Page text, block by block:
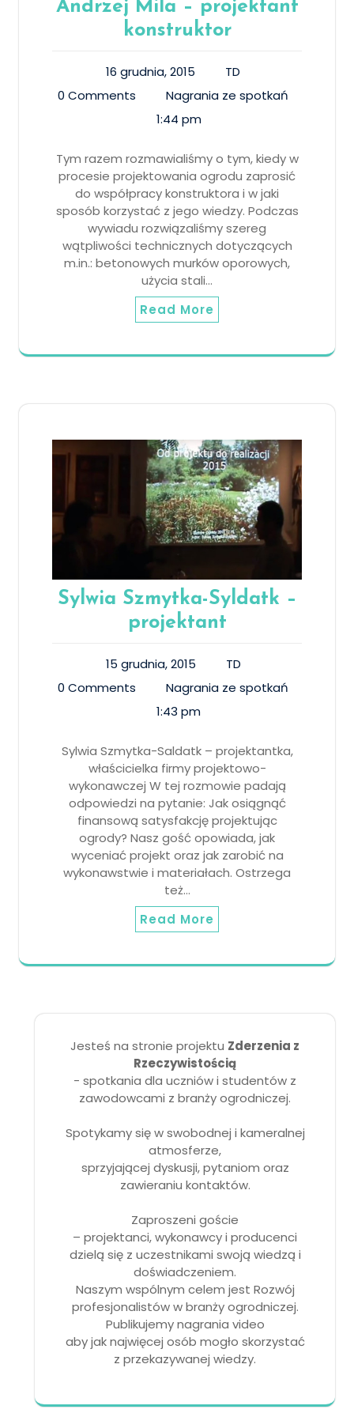
Andrzej Mila – projektant
konstruktor
16 grudnia, 2015
TD
0 Comments
Nagrania ze spotkań
1:44 pm
Tym razem rozmawialiśmy o tym, kiedy w
procesie projektowania ogrodu zaprosić
do współpracy konstruktora i w jaki
sposób korzystać z jego wiedzy. Podczas
wywiadu rozwiązaliśmy szereg
wątpliwości technicznych dotyczących
m.in.: betonowych murków oporowych,
użycia stali…
Read More
Sylwia Szmytka-Syldatk –
projektant
15 grudnia, 2015
TD
0 Comments
Nagrania ze spotkań
1:43 pm
Sylwia Szmytka-Saldatk – projektantka,
właścicielka firmy projektowo-
wykonawczej W tej rozmowie padają
odpowiedzi na pytanie: Jak osiągnąć
finansową satysfakcję projektując
ogrody? Nasz gość opowiada, jak
wyceniać projekt oraz jak zarobić na
wykonawstwie i materiałach. Ostrzega
też…
Read More
Jesteś na stronie projektu Zderzenia z
Rzeczywistością
- spotkania dla uczniów i studentów z
zawodowcami z branży ogrodniczej.
Spotykamy się w swobodnej i kameralnej
atmosferze,
sprzyjającej dyskusji, pytaniom oraz
zawieraniu kontaktów.
Zaproszeni goście
– projektanci, wykonawcy i producenci
dzielą się z uczestnikami swoją wiedzą i
doświadczeniem.
Naszym wspólnym celem jest Rozwój
profesjonalistów w branży ogrodniczej.
Publikujemy nagrania video
aby jak najwięcej osób mogło skorzystać
z przekazywanej wiedzy.